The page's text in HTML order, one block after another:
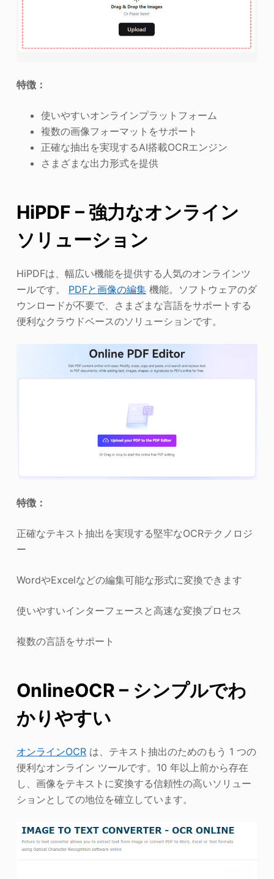
特徴：
使いやすいオンラインプラットフォーム
複数の画像フォーマットをサポート
正確な抽出を実現するAI搭載OCRエンジン
さまざまな出力形式を提供
HiPDF – 強力なオンライン
ソリューション
HiPDFは、幅広い機能を提供する人気のオンラインツ
ールです。 PDFと画像の編集機能。ソフトウェアのダ
ウンロードが不要で、さまざまな言語をサポートする
便利なクラウドベースのソリューションです。
特徴：
正確なテキスト抽出を実現する堅牢なOCRテクノロジ
ー
WordやExcelなどの編集可能な形式に変換できます
使いやすいインターフェースと高速な変換プロセス
複数の言語をサポート
OnlineOCR – シンプルでわ
かりやすい
オンラインOCRは、テキスト抽出のためのもう 1 つの
便利なオンライン ツールです。10 年以上前から存在
し、画像をテキストに変換する信頼性の高いソリュー
ションとしての地位を確立しています。